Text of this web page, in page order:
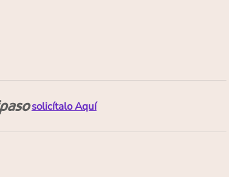
solicítalo Aquí